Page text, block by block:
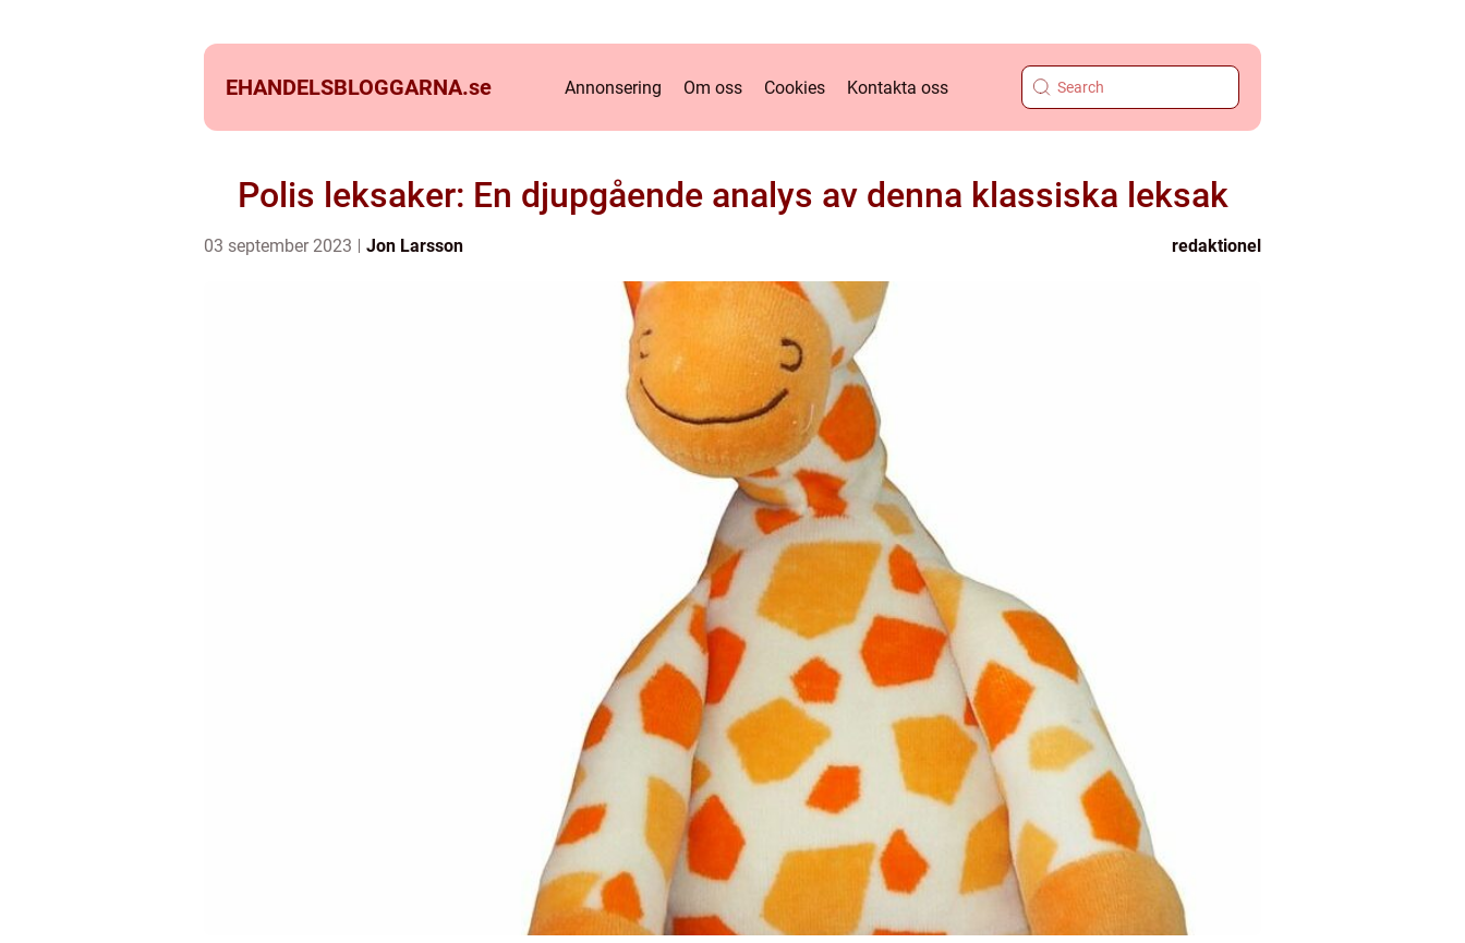
EHANDELSBLOGGARNA.se Annonsering Om oss Cookies Kontakta oss
Polis leksaker: En djupgående analys av denna klassiska leksak
03 september 2023 Jon Larsson redaktionel